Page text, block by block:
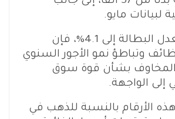
لبيانات مايو.
ورغم تراجع معدل البطالة إلى 4.1%، فإن
وتباطؤ نمو الأجور السنوي
أعادا المخاوف بشأن قوة سوق
إلى الواجهة.
الأرقام بالنسبة للذهب في